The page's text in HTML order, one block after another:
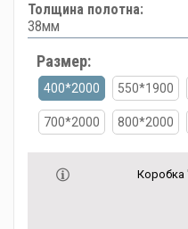
Толщина полотна:
38мм
Размер:
400*2000 550*1900
700*2000 800*2000